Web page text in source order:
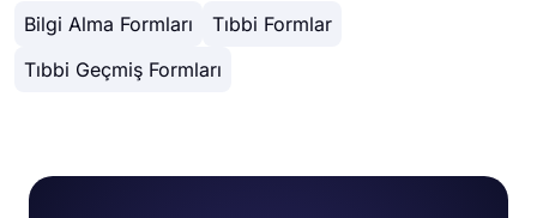
özelleştirme seçeneği göreceksiniz. Kendi
birini seçerek form temanızı değiştirebilirsiniz.
Bilgi Alma Formları
Tıbbi Formlar
Tıbbi Geçmiş Formları